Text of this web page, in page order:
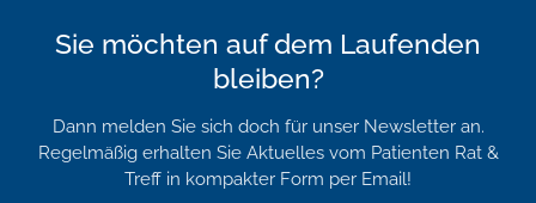
Sie möchten auf dem Laufenden
bleiben?
Dann melden Sie sich doch für unser Newsletter an.
Regelmäßig erhalten Sie Aktuelles vom Patienten Rat &
Treff in kompakter Form per Email!